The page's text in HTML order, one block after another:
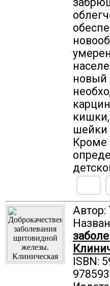
новый
шейки
Кроме
Автор:
ISBN: